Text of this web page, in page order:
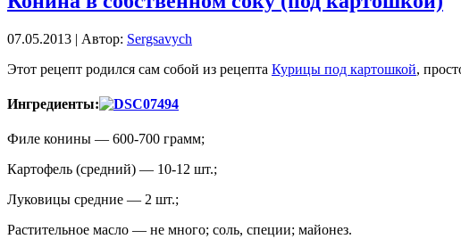
07.05.2013 | Автор: Sergsavych
Этот рецепт родился сам собой из рецепта Курицы под картошкой,
Ингредиенты:
Филе конины — 600-700 грамм;
Картофель (средний) — 10-12 шт.;
Луковицы средние — 2 шт.;
Растительное масло — не много; соль, специи; майонез.